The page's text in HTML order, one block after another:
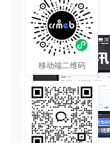
热度 45
移动端二维码